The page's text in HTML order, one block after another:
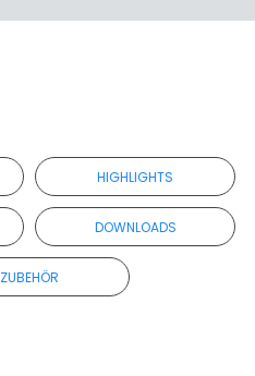
RETAILER
HIGHLIGHTS
DOWNLOADS
ZUBEHÖR